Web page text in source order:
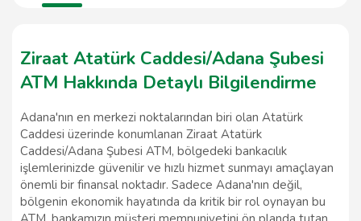
Ziraat Atatürk Caddesi/Adana Şubesi
ATM Hakkında Detaylı Bilgilendirme
Adana'nın en merkezi noktalarından biri olan Atatürk
Caddesi üzerinde konumlanan Ziraat Atatürk
Caddesi/Adana Şubesi ATM, bölgedeki bankacılık
işlemlerinizde güvenilir ve hızlı hizmet sunmayı amaçlayan
önemli bir finansal noktadır. Sadece Adana'nın değil,
bölgenin ekonomik hayatında da kritik bir rol oynayan bu